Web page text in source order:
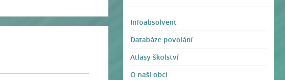
Infoabsolvent
Databáze povolání
Atlasy školství
O naší obci